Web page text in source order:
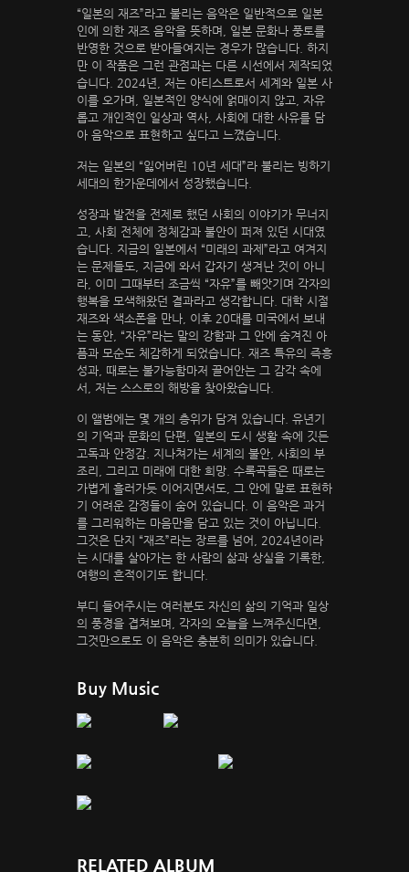
“일본의 재즈”라고 불리는 음악은 일반적으로 일본
인에 의한 재즈 음악을 뜻하며, 일본 문화나 풍토를
반영한 것으로 받아들여지는 경우가 많습니다. 하지
만 이 작품은 그런 관점과는 다른 시선에서 제작되었
습니다. 2024년, 저는 아티스트로서 세계와 일본 사
이를 오가며, 일본적인 양식에 얽매이지 않고, 자유
롭고 개인적인 일상과 역사, 사회에 대한 사유를 담
아 음악으로 표현하고 싶다고 느꼈습니다.
저는 일본의 “잃어버린 10년 세대”라 불리는 빙하기
세대의 한가운데에서 성장했습니다.
성장과 발전을 전제로 했던 사회의 이야기가 무너지
고, 사회 전체에 정체감과 불안이 퍼져 있던 시대였
습니다. 지금의 일본에서 “미래의 과제”라고 여겨지
는 문제들도, 지금에 와서 갑자기 생겨난 것이 아니
라, 이미 그때부터 조금씩 “자유”를 빼앗기며 각자의
행복을 모색해왔던 결과라고 생각합니다. 대학 시절
재즈와 색소폰을 만나, 이후 20대를 미국에서 보내
는 동안, “자유”라는 말의 강함과 그 안에 숨겨진 아
픔과 모순도 체감하게 되었습니다. 재즈 특유의 즉흥
성과, 때로는 불가능함마저 끌어안는 그 감각 속에
서, 저는 스스로의 해방을 찾아왔습니다.
이 앨범에는 몇 개의 층위가 담겨 있습니다. 유년기
의 기억과 문화의 단편, 일본의 도시 생활 속에 깃든
고독과 안정감. 지나쳐가는 세계의 불안, 사회의 부
조리, 그리고 미래에 대한 희망. 수록곡들은 때로는
가볍게 흘러가듯 이어지면서도, 그 안에 말로 표현하
기 어려운 감정들이 숨어 있습니다. 이 음악은 과거
를 그리워하는 마음만을 담고 있는 것이 아닙니다.
그것은 단지 “재즈”라는 장르를 넘어, 2024년이라
는 시대를 살아가는 한 사람의 삶과 상실을 기록한,
여행의 흔적이기도 합니다.
부디 들어주시는 여러분도 자신의 삶의 기억과 일상
의 풍경을 겹쳐보며, 각자의 오늘을 느껴주신다면,
그것만으로도 이 음악은 충분히 의미가 있습니다.
Buy Music
RELATED ALBUM